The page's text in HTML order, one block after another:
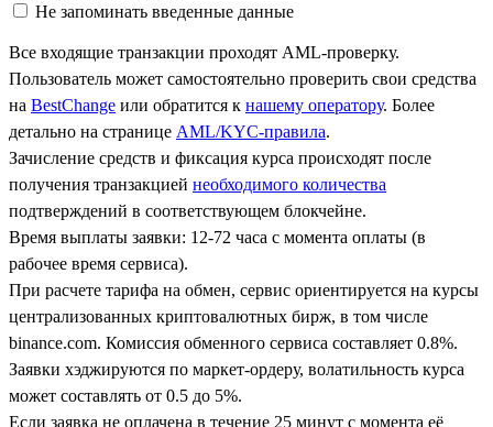
Не запоминать введенные данные
Все входящие транзакции проходят AML-проверку.
Пользователь может самостоятельно проверить свои средства
на BestChange или обратится к нашему оператору. Более
детально на странице AML/KYC-правила.
Зачисление средств и фиксация курса происходят после
получения транзакцией необходимого количества
подтверждений в соответствующем блокчейне.
Время выплаты заявки: 12-72 часа с момента оплаты (в
рабочее время сервиса).
При расчете тарифа на обмен, сервис ориентируется на курсы
централизованных криптовалютных бирж, в том числе
binance.com. Комиссия обменного сервиса составляет 0.8%.
Заявки хэджируются по маркет-ордеру, волатильность курса
может составлять от 0.5 до 5%.
Если заявка не оплачена в течение 25 минут с момента её